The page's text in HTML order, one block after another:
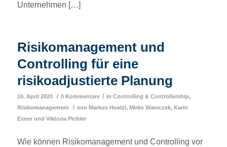
Unternehmen […]
Risikomanagement und
Controlling für eine
risikoadjustierte Planung
10. April 2020 / 0 Kommentare / in Controlling & Controllership,
Risikomanagement
/ von Markus Hoelzl, Mirko Waniczek, Karin
Exnerund Viktoria Pichler
Wie können Risikomanagement und Controlling vor